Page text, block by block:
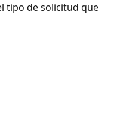
tipo de solicitud que